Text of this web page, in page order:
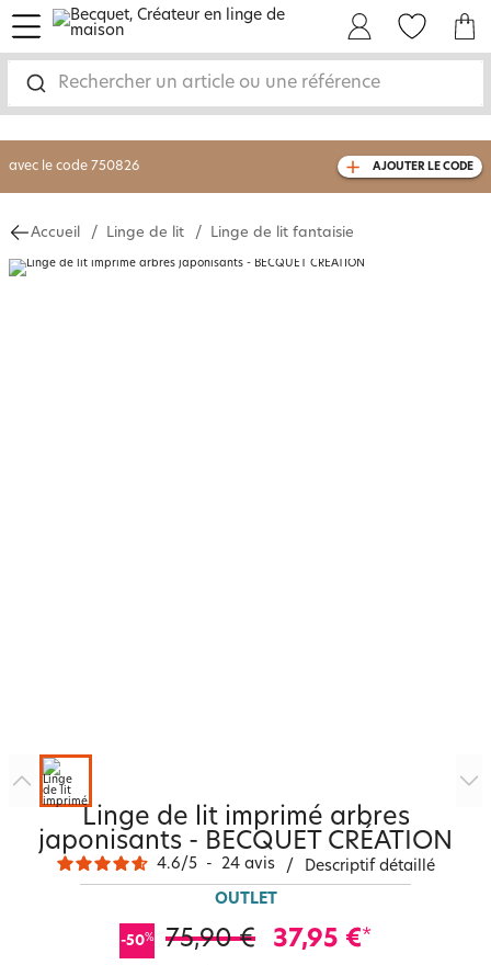
Rechercher un article ou une référence
menu
-30% sur votre commandedès 2 articles
livraison GRATUITEdès 110€ d'achat
avec le code 750826 AJOUTER LE CODE
Accueil Linge de lit Linge de lit fantaisie
Linge de lit imprimé arbres
japonisants - BECQUET CRÉATION
4.6/5 - 24 avis / Descriptif détaillé
OUTLET
-50% 75,90 € 37,95 €*